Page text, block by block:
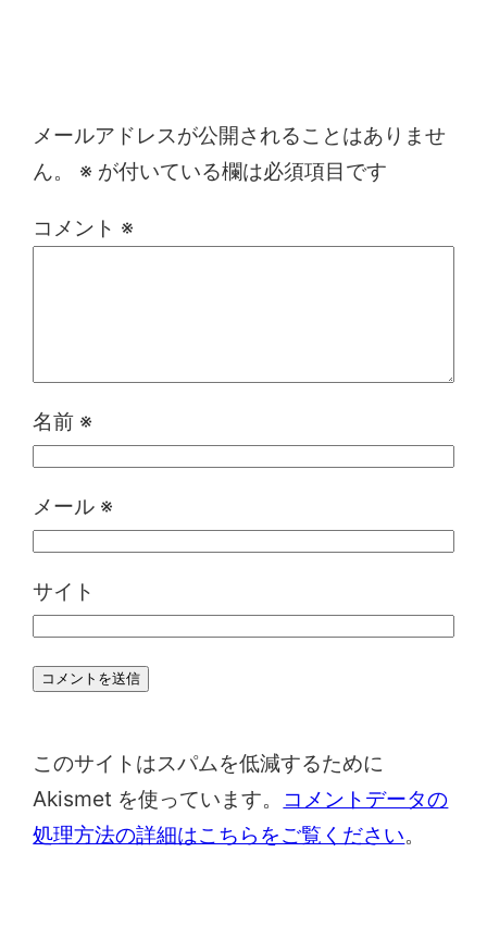
メールアドレスが公開されることはありませ
ん。
※ が付いている欄は必須項目です
コメント ※
名前 ※
メール ※
サイト
このサイトはスパムを低減するために
Akismet を使っています。
コメントデータの
処理方法の詳細はこちらをご覧ください。